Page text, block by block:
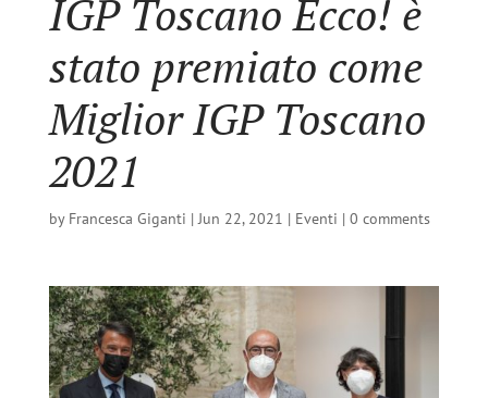
IGP Toscano Ecco! è
stato premiato come
Miglior IGP Toscano
2021
by Francesca Giganti |Jun 22, 2021 | Eventi | 0 comments